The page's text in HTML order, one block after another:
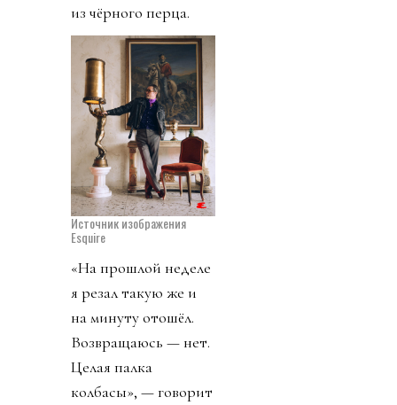
из чёрного перца.
Источник изображения
Esquire
«На прошлой неделе
я резал такую же и
на минуту отошёл.
Возвращаюсь — нет.
Целая палка
колбасы», — говорит